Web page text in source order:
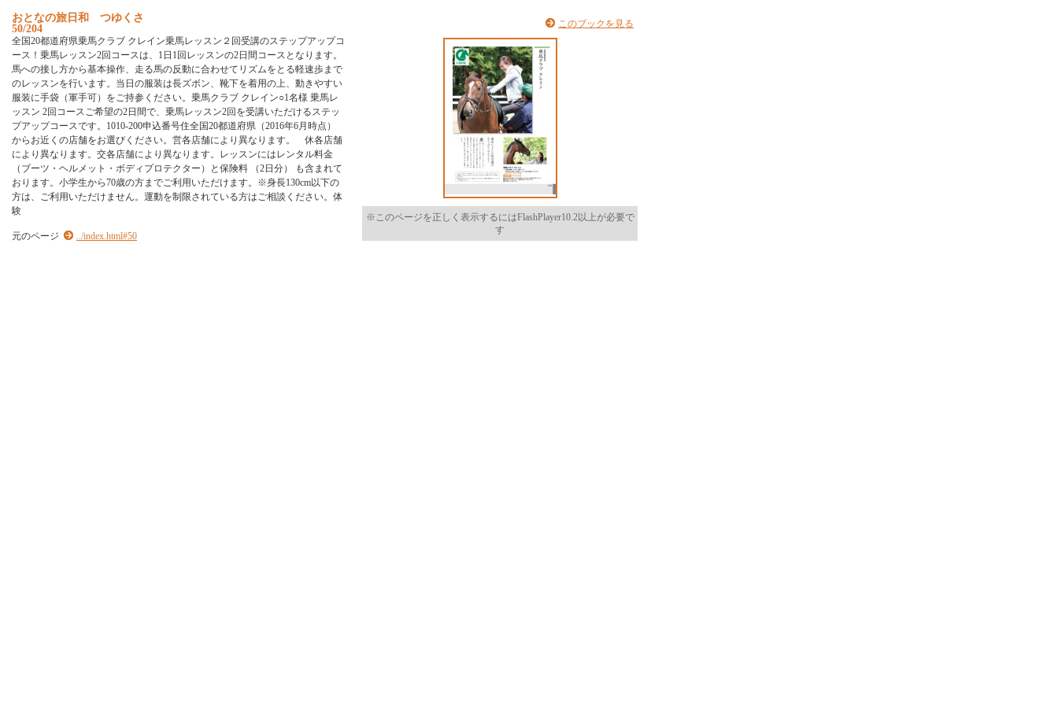
おとなの旅日和 つゆく さ
50/204
全国20都道府県乗馬ク ラ ブ ク レイ ン乗馬レ ッ スン ２ 回受講のステ ッ プア ッ プコ
ース ！ 乗馬レ ッ スン2回 コ ースは、 1 日 1 回 レ ッ スンの2日 間 コ ース と な り ま す。
馬への接し方から基本操作、 走る馬の反動に合わせて リ ズムを と る軽速歩ま で
のレ ッ スンを行いま す。 当 日 の服装は長ズボン、 靴下を着用の上、 動きやすい
服装に手袋 （軍手可） をご持参 く ださ い。 乗馬ク ラ ブ ク レイ ン○1名様 乗馬レ
ッ スン 2回 コ ースご希望の2日 間で、 乗馬レ ッ スン2回 を受講いただけるステ ッ
プア ッ プコ ースです。 1010-200申込番号住全国20都道府県 （2016年6月 時点 ）
から お近 く の店舗をお選び く ださ い。 営各店舗によ り 異な り ま す。 休各店舗
によ り 異な り ま す。 交各店舗によ り 異な り ま す。 レ ッ スンにはレンタ ル料金
（ ブーツ ・ ヘルメ ッ ト ・ ボディ プロ テク タ ー ） と 保険料 （2日 分） も含ま れて
お り ま す。 小学生から70歳の方ま でご利 用 いただけ ま す。 ※身長130cm以下の
方は、 ご利 用 いただけ ま せん。 運動を制 限されている方はご相談 く ださ い。 体
験
元のページ ../index.html#50
このブックを見る
※このページを正しく表示するにはFlashPlayer10.2以上が必要で
す